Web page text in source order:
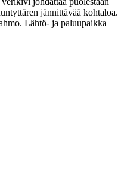
jännittävää kohtaloa.
Lähtö- ja paluupaikka